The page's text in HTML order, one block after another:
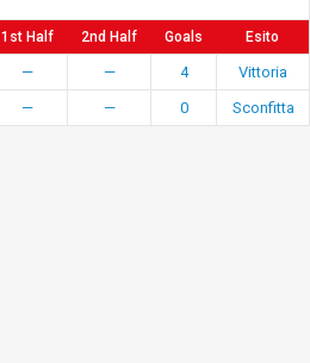
1st Half 2nd Half Goals Esito
— — 4
Vittoria
— — 0 Sconfitta